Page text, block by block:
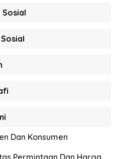
Sosial
Dan Konsumen
Permintaan Dan Harga